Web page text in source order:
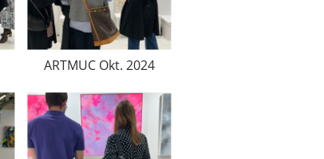
ARTMUC Okt. 2024